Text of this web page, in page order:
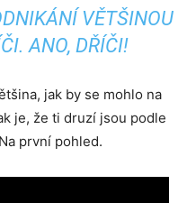
VĚTŠINOU
ANO, DŘÍČI!
jak by se mohlo na
je, že ti druzí jsou podle
první pohled.